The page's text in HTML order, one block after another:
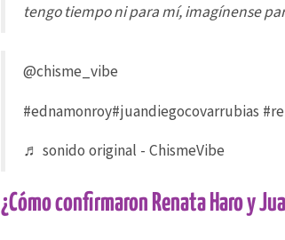
tengo tiempo ni para mí, imagínense
@chisme_vibe
#ednamonroy#juandiegocovarrubias
♬ sonido original - ChismeVibe
¿Cómo confirmaron Renata Haro y